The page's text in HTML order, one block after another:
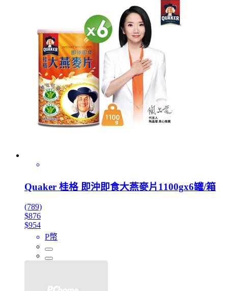
Quaker 桂格 即沖即食大燕麥片1100gx6罐/箱
(789)
$876
$954
P幣